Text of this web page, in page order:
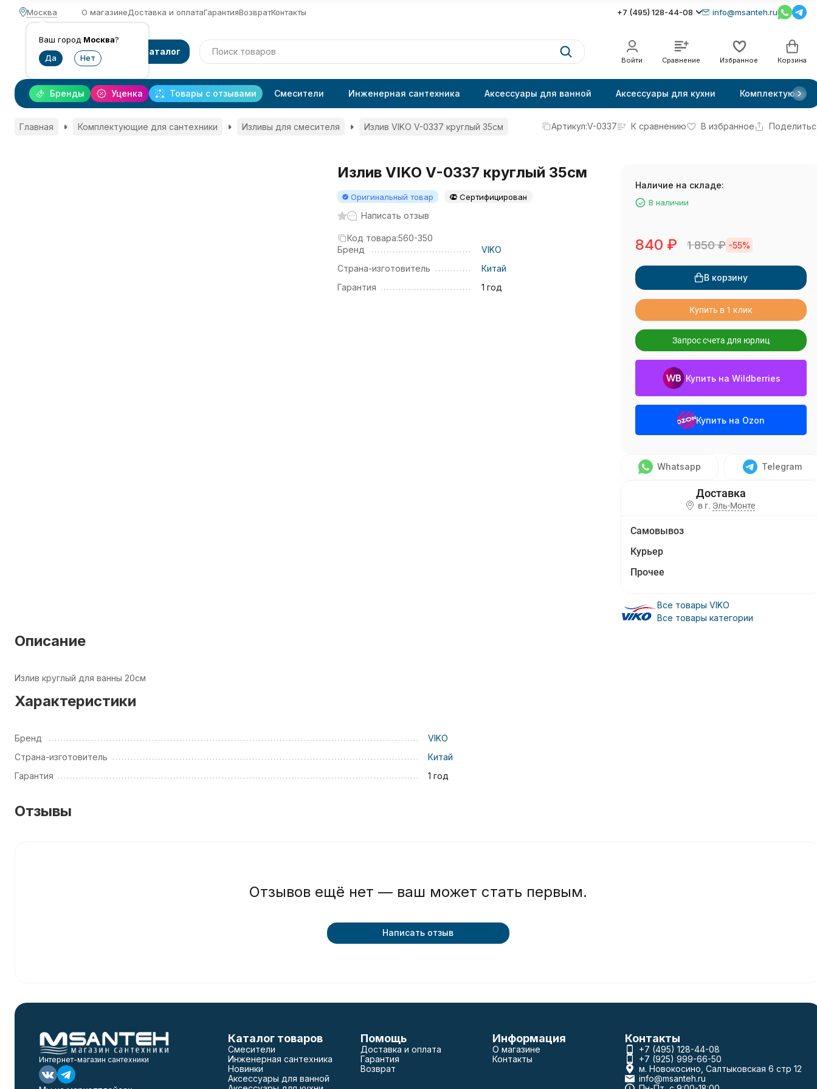
Москва
Ваш город Москва?
О магазинеДоставка и оплатаГарантияВозвратКонтакты +7 (495) 128-44-08 info@msanteh.ru
Каталог
Войти Сравнение Избранное Корзина
Уценка Товары с отзывами
Бренды Смесители Инженерная сантехника Аксессуары для ванной Аксессуары для кухни Комплектующие
Главная Комплектующие для сантехники Изливы для смесителя Излив VIKO V-0337 круглый 35см Артикул:V-0337 К сравнению В избранное
Излив VIKO V-0337 круглый 35см
Оригинальный товар Сертифицирован
Написать отзыв
Код товара:560-350
Бренд
VIKO
Страна-изготовитель
Китай
Гарантия
1 год
Наличие на складе:
В наличии
840 ₽ 1 850₽ -55%
В корзину
Купить в 1 клик
Запрос счета для юрлиц
Купить на Wildberries
Купить на Ozon
Whatsapp Telegram
в г. Эль-Монте
Самовывоз
Курьер
Прочее
Все товары VIKO
Все товары категории
Описание
Излив круглый для ванны 20см
Характеристики
Бренд
VIKO
Страна-изготовитель
Китай
Гарантия
1 год
Отзывы
Отзывов ещё нет — ваш может стать первым.
Написать отзыв
Интернет-магазин сантехники
Каталог товаров
Смесители
Инженерная сантехника
Новинки
Аксессуары для ванной
Помощь
Доставка и оплата
Гарантия
Возврат
Информация
О магазине
Контакты
Контакты
+7 (495) 128-44-08
+7 (925) 999-66-50
м. Новокосино, Салтыковская 6 стр 12
info@msanteh.ru